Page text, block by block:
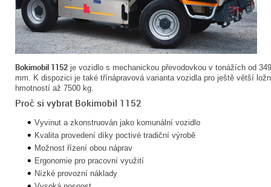
Bokimobil 1152 je vozidlo s mechanickou převodovkou v tonážích od
mm. K dispozici je také třínápravová varianta vozidla pro ještě větší
hmotností až 7500 kg.
Proč si vybrat Bokimobil 1152
Vyvinut a zkonstruován jako komunální vozidlo
Kvalita provedení díky poctivé tradiční výrobě
Možnost řízení obou náprav
Ergonomie pro pracovní využití
Nízké provozní náklady